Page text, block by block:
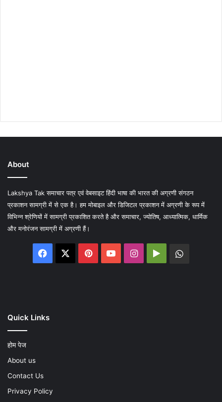
About
Lakshya Tak समाचार पत्र एवं वेबसाइट हिंदी भाषा की भारत की अग्रणी संगठन
प्रकाशन सामग्री में से एक है। हम मोबाइल और डिजिटल प्रकाशन में अग्रणी के रूप में
विभिन्न श्रेणियों में सामग्री प्रकाशित करते है और समाचार, ज्योतिष, आध्यात्मिक, धार्मिक
और मनोरंजन सामग्री में अग्रणी हैं।
Facebook PinterestYouTubeInstagram
Google
Quick Links
होम पेज
About us
Contact Us
Privacy Policy